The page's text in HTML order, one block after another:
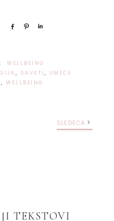
Share Pin
WELLBEING
, SAVETI , UMECE
, WELLBEING
SLEDEĆA
TEKSTOVI